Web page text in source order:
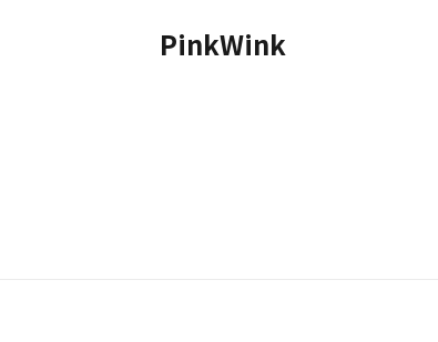
PinkWink